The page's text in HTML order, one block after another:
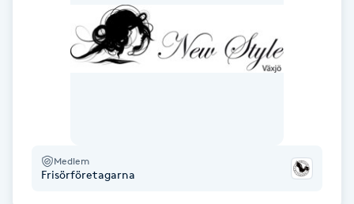
Gellack med förstärkning
Gruppträning
Medlem
Frisörföretagarna